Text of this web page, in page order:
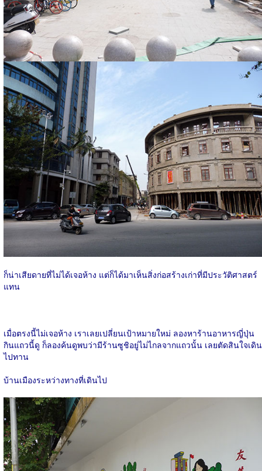
ก็น่าเสียดายที่ไม่ได้เจอห้าง แต่ก็ได้มาเห็นสิ่งก่อสร้างเก่าที่มีประวัติศาสตร์
แทน
เมื่อตรงนี้ไม่เจอห้าง เราเลยเปลี่ยนเป้าหมายใหม่ ลองหาร้านอาหารญี่ปุ่น
กินแถวนี้ดู ก็ลองค้นดูพบว่ามีร้านซูชิอยู่ไม่ไกลจากแถวนั้น เลยตัดสินใจเดิน
ไปทาน
บ้านเมืองระหว่างทางที่เดินไป